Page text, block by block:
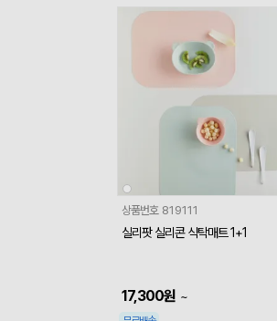
상품번호 819111
실리팟 실리콘 식탁매트 1+1
17,300원 ~